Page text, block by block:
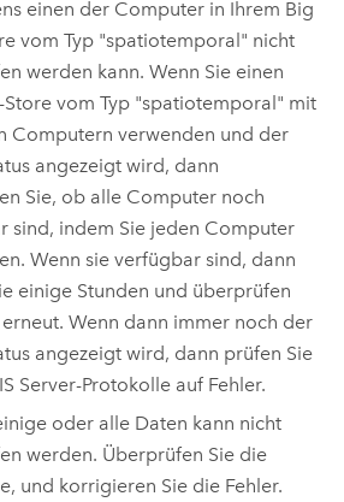
einen der Computer in Ihrem Big
vom Typ "spatiotemporal" nicht
werden kann. Wenn Sie einen
Store vom Typ "spatiotemporal" mit
Computern verwenden und der
angezeigt wird, dann
Sie, ob alle Computer noch
sind, indem Sie jeden Computer
Wenn sie verfügbar sind, dann
einige Stunden und überprüfen
erneut. Wenn dann immer noch der
angezeigt wird, dann prüfen Sie
Server-Protokolle auf Fehler.
oder alle Daten kann nicht
werden. Überprüfen Sie die
und korrigieren Sie die Fehler.